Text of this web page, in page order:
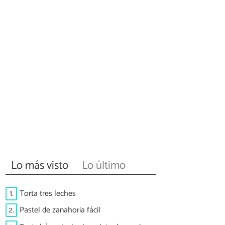
Lo más visto Lo último
1. Torta tres leches
2. Pastel de zanahoria fácil